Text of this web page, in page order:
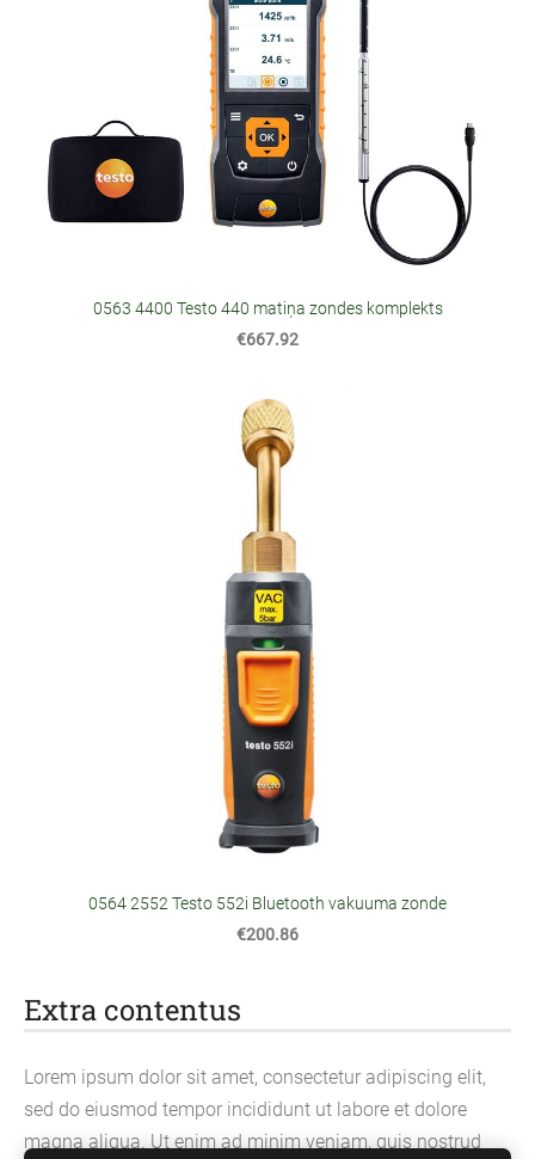
Extra contentus
Lorem ipsum dolor sit amet, consectetur adipiscing elit,
sed do eiusmod tempor incididunt ut labore et dolore
magna aliqua. Ut enim ad minim veniam, quis nostrud
0563 4400 Testo 440 matiņa zondes komplekts
€667.92
0564 2552 Testo 552i Bluetooth vakuuma zonde
€200.86